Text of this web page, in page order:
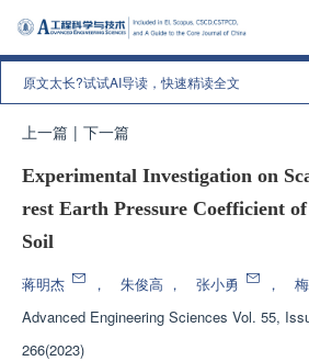
原文太长?试试AI导读，快速精读全文
上一篇 | 下一篇
Experimental Investigation on
rest Earth Pressure Coefficient
Soil
蒋明杰 ， 朱俊高 ， 张小勇 ，
Advanced Engineering Sciences Vol. 55,
266(2023)